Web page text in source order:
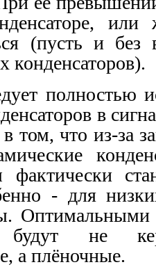
или
(пусть и без
конденсаторов).
полностью
в
том, что из-за
фактически
- для
Оптимальными
будут не
а плёночные.